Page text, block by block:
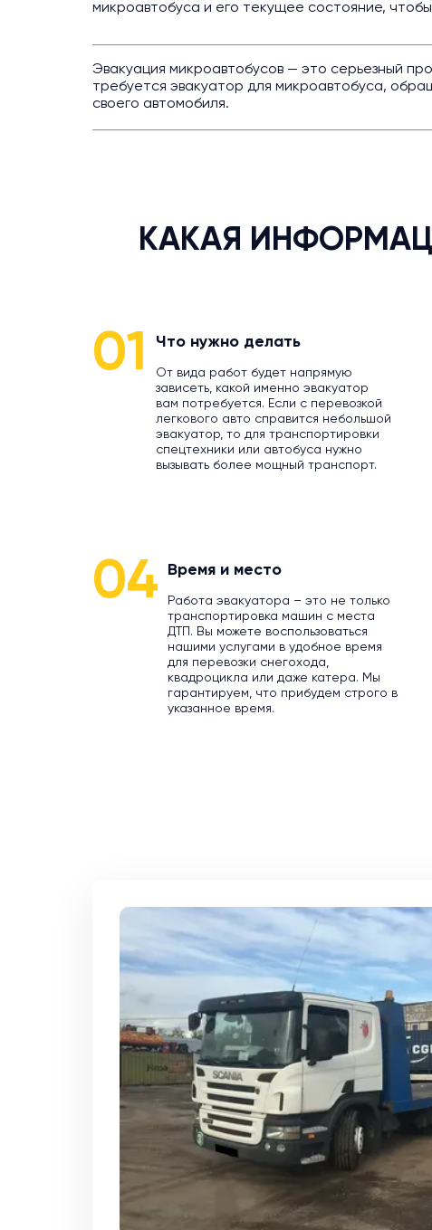
микроавтобуса и его текущее состояние,
Эвакуация микроавтобусов — это серьезный
требуется эвакуатор для микроавтобуса,
своего автомобиля.
КАКАЯ
01 Что нужно делать
От вида работ будет напрямую
зависеть, какой именно эвакуатор
вам потребуется. Если с перевозкой
легкового авто справится небольшой
эвакуатор, то для транспортировки
спецтехники или автобуса нужно
вызывать более мощный транспорт.
04 Время и место
Работа эвакуатора – это не только
транспортировка машин с места
ДТП. Вы можете воспользоваться
нашими услугами в удобное время
для перевозки снегохода,
квадроцикла или даже катера. Мы
гарантируем, что прибудем строго в
указанное время.